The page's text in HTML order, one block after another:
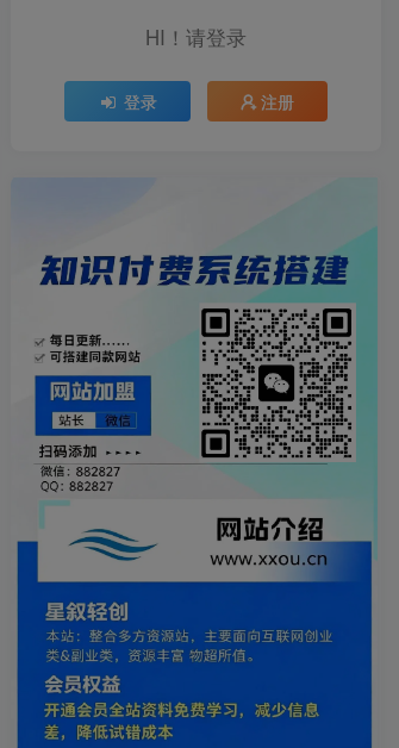
HI！请登录
登录 注册